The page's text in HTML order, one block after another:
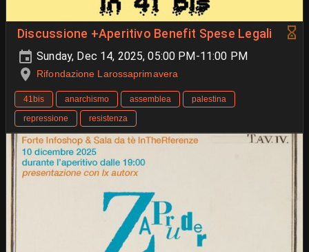
Discussione +Aperitivo Benefit Spese Legali
Sunday, Dec 14, 2025, 05:00 PM-11:00 PM
Rifondazione Larossaprimavera
41bis anarchismo assemblea
palestina
repressione
resistenza